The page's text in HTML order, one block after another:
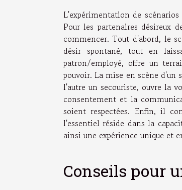
L'expérimentation de
Pour les partenaires désireux
commencer. Tout d'abord, le
désir spontané, tout en
patron/employé, offre un
pouvoir. La mise en scène d'un
l'autre un secouriste, ouvre la
consentement et la
soient respectées. Enfin, il
l'essentiel réside dans la
ainsi une expérience unique et
Conseils pour